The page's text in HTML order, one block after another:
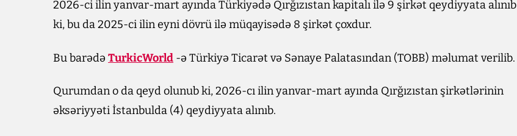
2026-ci ilin yanvar-mart ayında Türkiyədə Qırğızıstan kapitalı ilə 9 şirkət qeydiyyata alınıb
ki, bu da 2025-ci ilin eyni dövrü ilə müqayisədə 8 şirkət çoxdur.
Bu barədə TurkicWorld -ə Türkiyə Ticarət və Sənaye Palatasından (TOBB) məlumat verilib.
Qurumdan o da qeyd olunub ki, 2026-cı ilin yanvar-mart ayında Qırğızıstan şirkətlərinin
əksəriyyəti İstanbulda (4) qeydiyyata alınıb.